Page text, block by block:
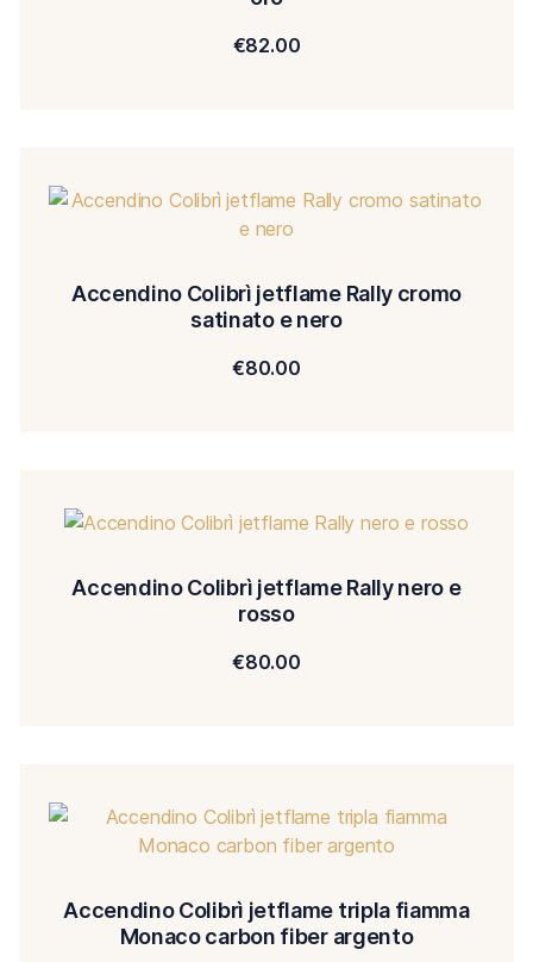
€82.00
Accendino Colibrì jetflame Rally cromo
satinato e nero
€80.00
Accendino Colibrì jetflame Rally nero e
rosso
€80.00
Accendino Colibrì jetflame tripla fiamma
Monaco carbon fiber argento